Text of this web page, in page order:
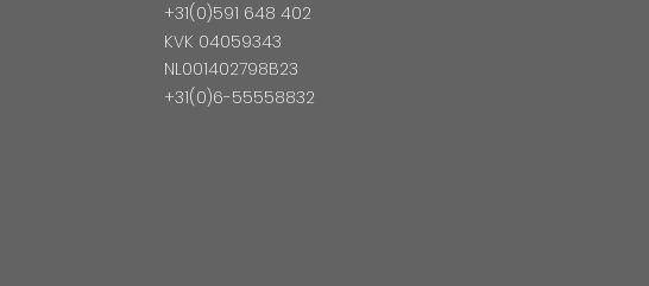
+31(0)591 648 402
KVK 04059343
NL001402798B23
+31(0)6-55558832